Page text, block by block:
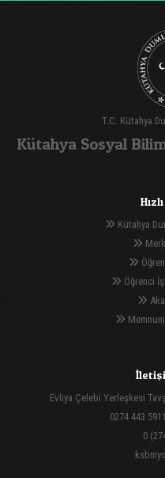
T.C. Kütahya
Kütahya Sosyal
Kütahya
Öğrenci
Evliya Çelebi Yerleşkesi
0274 443
0